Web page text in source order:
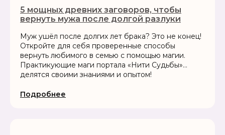
5 мощных древних заговоров, чтобы
вернуть мужа после долгой разлуки
Муж ушёл после долгих лет брака? Это не конец!
Откройте для себя проверенные способы
вернуть любимого в семью с помощью магии.
Практикующие маги портала «Нити Судьбы»
делятся своими знаниями и опытом!
Подробнее